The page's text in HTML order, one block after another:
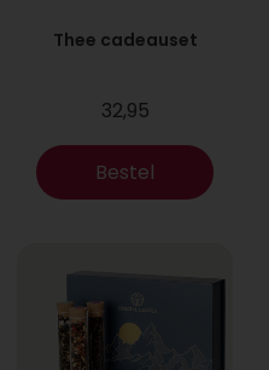
Thee cadeauset
32,95
Bestel